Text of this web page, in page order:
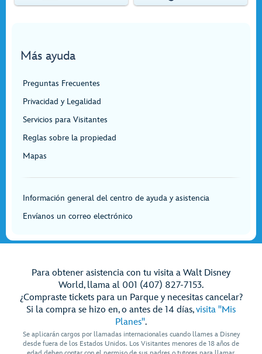
Más ayuda
Preguntas Frecuentes
Privacidad y Legalidad
Servicios para Visitantes
Reglas sobre la propiedad
Mapas
Información general del centro de ayuda y asistencia
Envíanos un correo electrónico
Para obtener asistencia con tu visita a Walt Disney
World, llama al 001 (407) 827-7153.
¿Compraste tickets para un Parque y necesitas cancelar?
Si la compra se hizo en, o antes de 14 días,visita "Mis
Planes".
Se aplicarán cargos por llamadas internacionales cuando llames a Disney
desde fuera de los Estados Unidos. Los Visitantes menores de 18 años de